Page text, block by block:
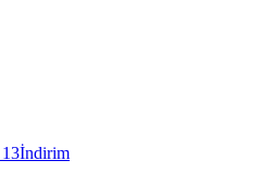
13İndirim